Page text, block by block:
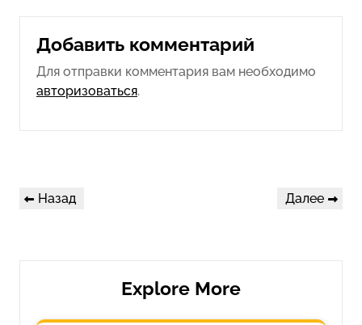
Добавить комментарий
Для отправки комментария вам необходимо
авторизоваться.
Навигация
Предыдущая
Назад
Следующая
Далее
Explore More